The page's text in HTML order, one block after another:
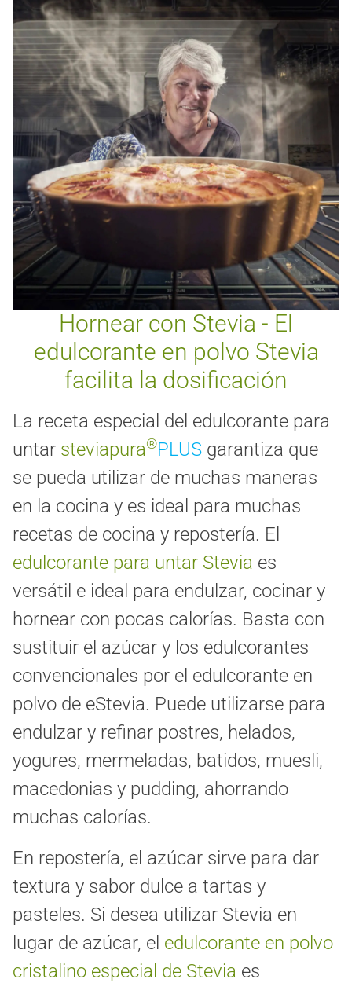
Hornear con Stevia - El
edulcorante en polvo Stevia
facilita la dosificación
La receta especial del edulcorante para
untar steviapura®PLUS garantiza que
se pueda utilizar de muchas maneras
en la cocina y es ideal para muchas
recetas de cocina y repostería. El
edulcorante para untar Stevia es
versátil e ideal para endulzar, cocinar y
hornear con pocas calorías. Basta con
sustituir el azúcar y los edulcorantes
convencionales por el edulcorante en
polvo de eStevia. Puede utilizarse para
endulzar y refinar postres, helados,
yogures, mermeladas, batidos, muesli,
macedonias y pudding, ahorrando
muchas calorías.
En repostería, el azúcar sirve para dar
textura y sabor dulce a tartas y
pasteles. Si desea utilizar Stevia en
lugar de azúcar, el edulcorante en polvo
cristalino especial de Stevia es